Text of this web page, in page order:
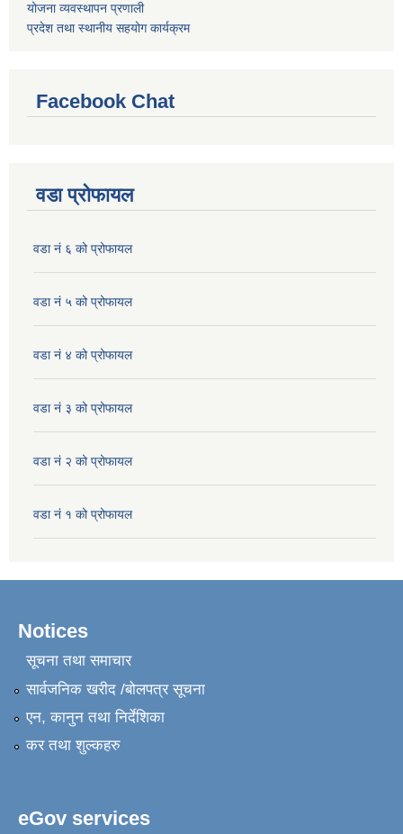
योजना व्यवस्थापन प्रणाली
प्रदेश तथा स्थानीय सहयोग कार्यक्रम
Facebook Chat
वडा प्रोफायल
वडा नं ६ को प्रोफायल
वडा नं ५ को प्रोफायल
वडा नं ४ को प्रोफायल
वडा नं ३ को प्रोफायल
वडा नं २ को प्रोफायल
वडा नं १ को प्रोफायल
Notices
सूचना तथा समाचार
सार्वजनिक खरीद /बोलपत्र सूचना
एन, कानुन तथा निर्देशिका
कर तथा शुल्कहरु
eGov services